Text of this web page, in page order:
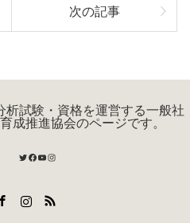
次の記事
試験・資格を運営する一般社
成推進協会のページです。
Twitter
Facebook
YouTube
Instagram